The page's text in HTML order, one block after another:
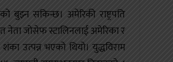
सकिन्छ। अमेरिकी राष्ट्रपति
नेता जोसेफ स्टालिनलाई अमेरिका र
उत्पन्न भएको थियो। युद्धविराम